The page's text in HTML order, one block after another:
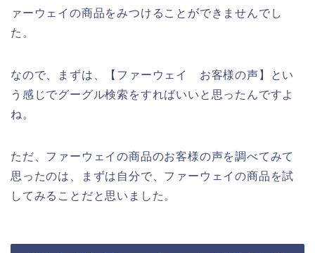
ァーウェイの商品をみつけることができませんでし
た。
なので、まずは、【ファーウェイ お客様の声】とい
う感じでグーグル検索をすればいいと思ったんですよ
ね。
ただ、ファーウェイの商品のお客様の声を調べてみて
思ったのは、まずは自分で、ファーウェイの商品を試
してみることだと思いました。